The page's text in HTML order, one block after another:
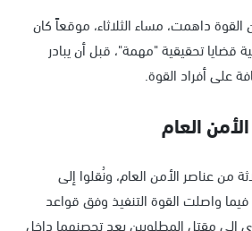
القوة داهمت، مساء الثلاثاء، موقعاً كان
قضايا تحقيقية "مهمة"، قبل أن يبادر
على أفراد القوة.
من عناصر الأمن العام، ونُقلوا إلى
واصلت القوة التنفيذ وفق قواعد
إلى مقتل المطلوبين بعد تحصنهما داخل